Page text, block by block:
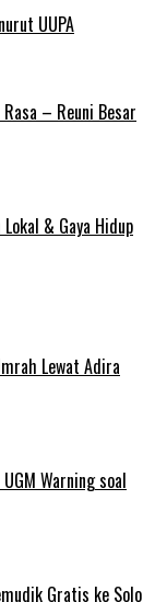
UUPA
– Reuni Besar
& Gaya Hidup
Lewat Adira
Warning soal
Gratis ke Solo